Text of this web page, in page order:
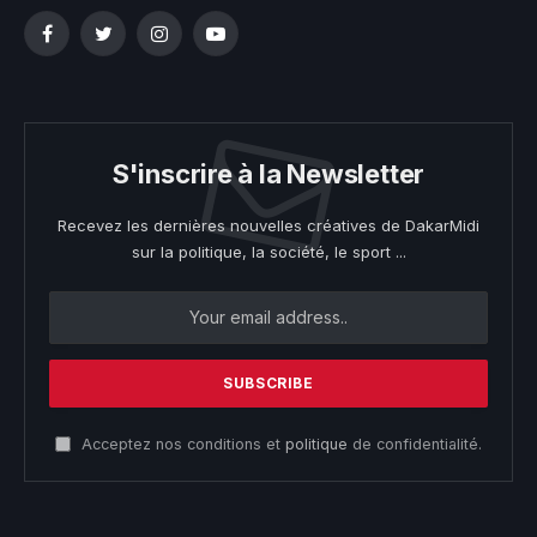
FacebookTwitterInstagramYouTube
S'inscrire à la Newsletter
Recevez les dernières nouvelles créatives de DakarMidi
sur la politique, la société, le sport ...
Acceptez nos conditions et politique de confidentialité.